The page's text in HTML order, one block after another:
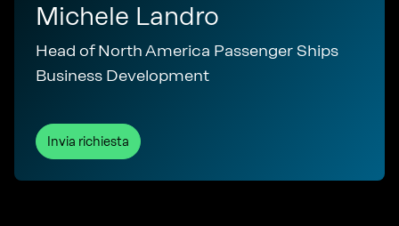
Michele Landro
Head of North America Passenger Ships
Business Development
Invia richiesta